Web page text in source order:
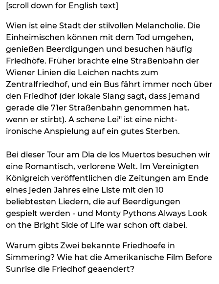
[scroll down for English text]
Wien ist eine Stadt der stilvollen Melancholie. Die
Einheimischen können mit dem Tod umgehen,
genießen Beerdigungen und besuchen häufig
Friedhöfe. Früher brachte eine Straßenbahn der
Wiener Linien die Leichen nachts zum
Zentralfriedhof, und ein Bus fährt immer noch über
den Friedhof (der lokale Slang sagt, dass jemand
gerade die 71er Straßenbahn genommen hat,
wenn er stirbt). A schene Lei" ist eine nicht-
ironische Anspielung auf ein gutes Sterben.
Bei dieser Tour am Dia de los Muertos besuchen wir
eine Romantisch, verlorene Welt. Im Vereinigten
Königreich veröffentlichen die Zeitungen am Ende
eines jeden Jahres eine Liste mit den 10
beliebtesten Liedern, die auf Beerdigungen
gespielt werden - und Monty Pythons Always Look
on the Bright Side of Life war schon oft dabei.
Warum gibts Zwei bekannte Friedhoefe in
Simmering? Wie hat die Amerikanische Film Before
Sunrise die Friedhof geaendert?